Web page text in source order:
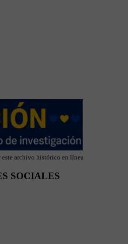
archivo histórico en línea
SOCIALES